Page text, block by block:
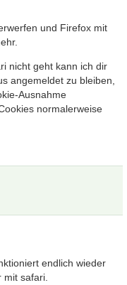
und Firefox mit
nicht geht kann ich dir
angemeldet zu bleiben,
Ausnahme
normalerweise
endlich wieder
mit safari.